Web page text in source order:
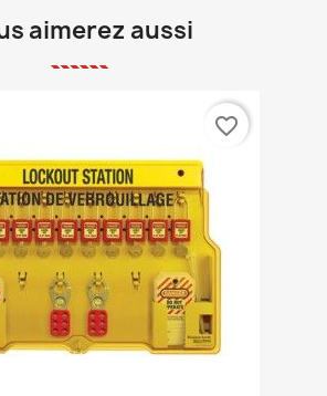
aimerez aussi
favorite_border